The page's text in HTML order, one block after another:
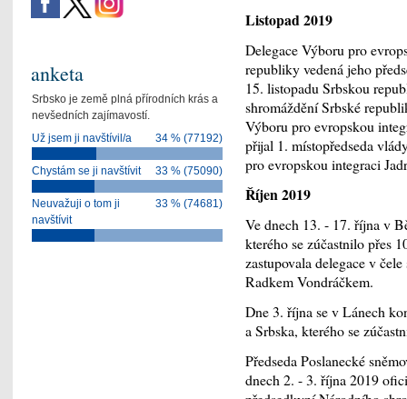
Listopad 2019
Delegace Výboru pro
republiky vedená jeho
15. listopadu Srbskou
shromáždění Srbské
Výboru pro evropskou
přijal 1. místopředseda
pro evropskou integraci
Říjen 2019
Ve dnech 13. - 17. října v
kterého se zúčastnilo přes
zastupovala delegace v
Radkem Vondráčkem.
Dne 3. října se v Lánech
a Srbska, kterého se
Předseda Poslanecké
dnech 2. - 3. října 2019
anketa
Srbsko je země plná přírodních krás a
nevšedních zajímavostí.
34 % (77192)
Už jsem ji navštívil/a
33 % (75090)
Chystám se ji navštívit
33 % (74681)
Neuvažuji o tom ji
navštívit